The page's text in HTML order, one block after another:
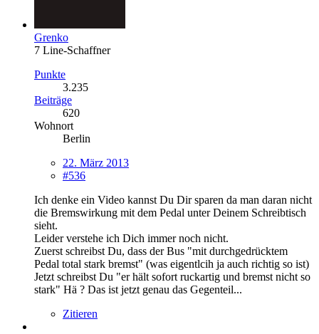
Grenko
7 Line-Schaffner
Punkte
3.235
Beiträge
620
Wohnort
Berlin
22. März 2013
#536
Ich denke ein Video kannst Du Dir sparen da man daran nicht
die Bremswirkung mit dem Pedal unter Deinem Schreibtisch
sieht.
Leider verstehe ich Dich immer noch nicht.
Zuerst schreibst Du, dass der Bus "mit durchgedrücktem
Pedal total stark bremst" (was eigentlcih ja auch richtig so ist)
Jetzt schreibst Du "er hält sofort ruckartig und bremst nicht so
stark" Hä ? Das ist jetzt genau das Gegenteil...
Zitieren